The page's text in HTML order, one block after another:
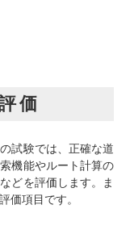
価
試験では、正確な道
機能やルート計算の
どを評価します。ま
価項目です。